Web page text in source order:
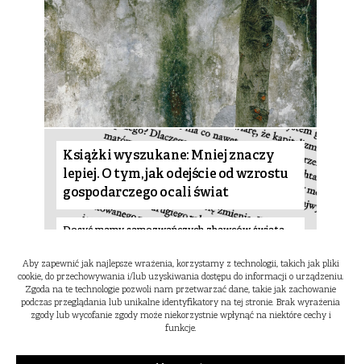
Aby zapewnić jak najlepsze wrażenia, korzystamy z technologii, takich jak pliki
cookie, do przechowywania i/lub uzyskiwania dostępu do informacji o urządzeniu.
Zgoda na te technologie pozwoli nam przetwarzać dane, takie jak zachowanie
podczas przeglądania lub unikalne identyfikatory na tej stronie. Brak wyrażenia
zgody lub wycofanie zgody może niekorzystnie wpłynąć na niektóre cechy i
funkcje.
Książki wyszukane: Mniej znaczy
lepiej. O tym, jak odejście od wzrostu
gospodarczego ocali świat
Dosyć mamy samozwańczych zbawców świata.
problemy.